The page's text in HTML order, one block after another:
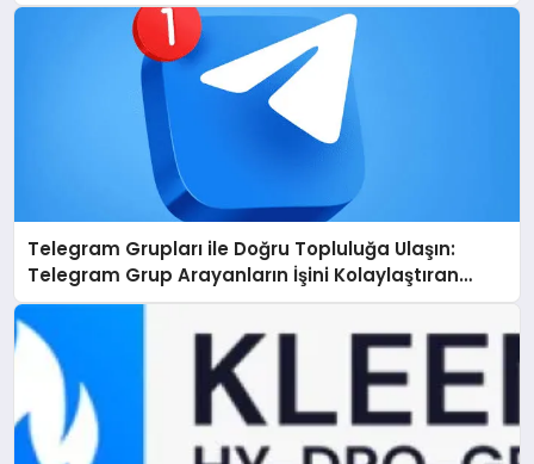
Telegram Grupları ile Doğru Topluluğa Ulaşın:
Telegram Grup Arayanların İşini Kolaylaştıran
Çözüm